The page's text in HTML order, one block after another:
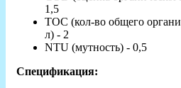
1,5
TOC (кол‐во общего
л) - 2
NTU (мутность) - 0,5
Спецификация: